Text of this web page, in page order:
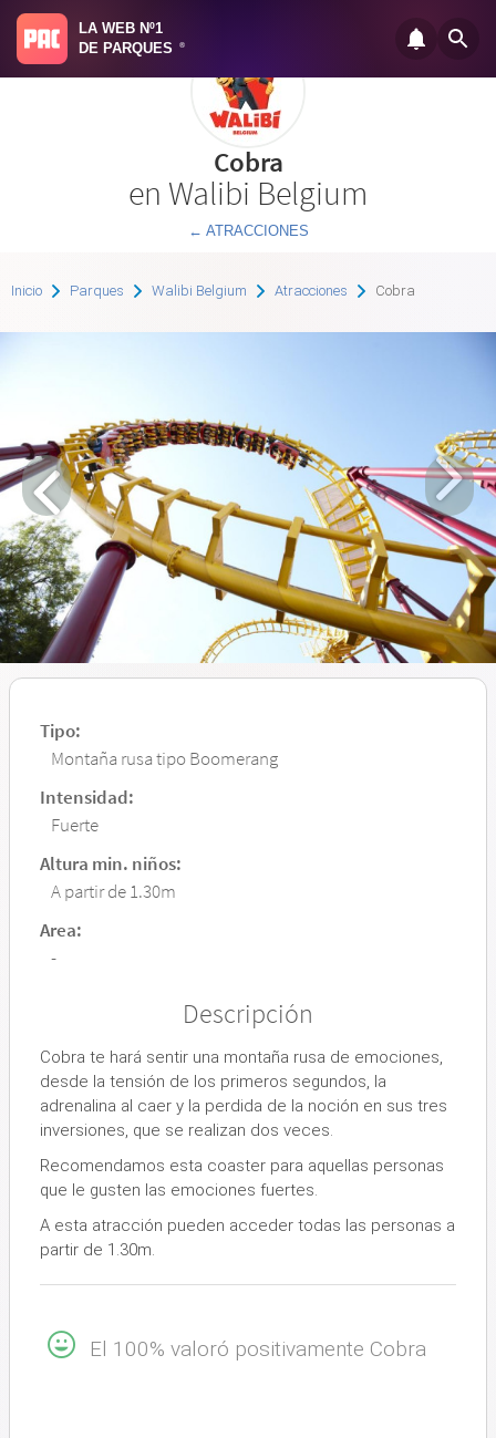
LA WEB Nº1
DE PARQUES
®
Cobra
en Walibi Belgium
← ATRACCIONES
Inicio Parques Walibi Belgium Atracciones Cobra
Tipo:
Montaña rusa tipo Boomerang
Intensidad:
Fuerte
Altura min. niños:
A partir de 1.30m
Area:
-
Descripción
Cobra te hará sentir una montaña rusa de emociones,
desde la tensión de los primeros segundos, la
adrenalina al caer y la perdida de la noción en sus tres
inversiones, que se realizan dos veces.
Recomendamos esta coaster para aquellas personas
que le gusten las emociones fuertes.
A esta atracción pueden acceder todas las personas a
partir de 1.30m.
El 100% valoró positivamente Cobra